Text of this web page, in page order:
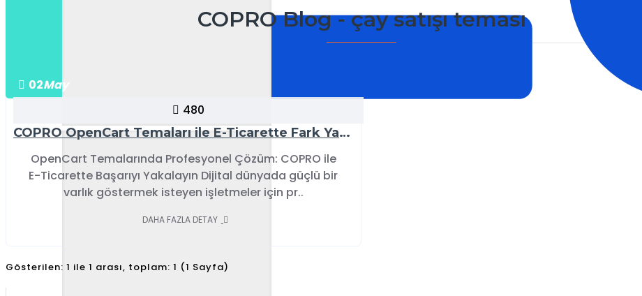
COPRO Blog - çay satışı teması
02May
480
COPRO OpenCart Temaları ile E-Ticarette Fark Yaratın
OpenCart Temalarında Profesyonel Çözüm: COPRO ile
E-Ticarette Başarıyı Yakalayın Dijital dünyada güçlü bir
varlık göstermek isteyen işletmeler için pr..
DAHA FAZLA DETAY
Gösterilen: 1 ile 1 arası, toplam: 1 (1 Sayfa)